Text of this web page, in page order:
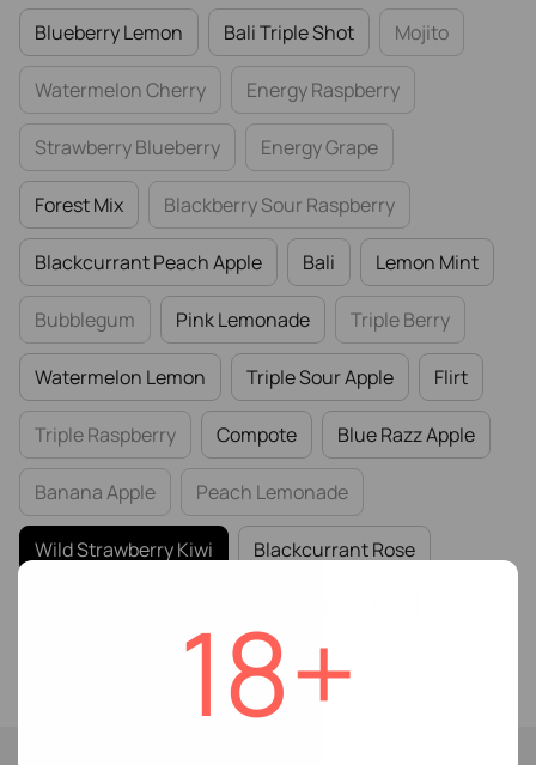
18+
Blueberry Lemon Bali Triple Shot Mojito
Watermelon Cherry Energy Raspberry
Strawberry Blueberry Energy Grape
Forest Mix Blackberry Sour Raspberry
Blackcurrant Peach Apple Bali Lemon Mint
Bubblegum Pink Lemonade Triple Berry
Watermelon Lemon Triple Sour Apple Flirt
Triple Raspberry Compote Blue Razz Apple
Banana Apple Peach Lemonade
Wild Strawberry Kiwi Blackcurrant Rose